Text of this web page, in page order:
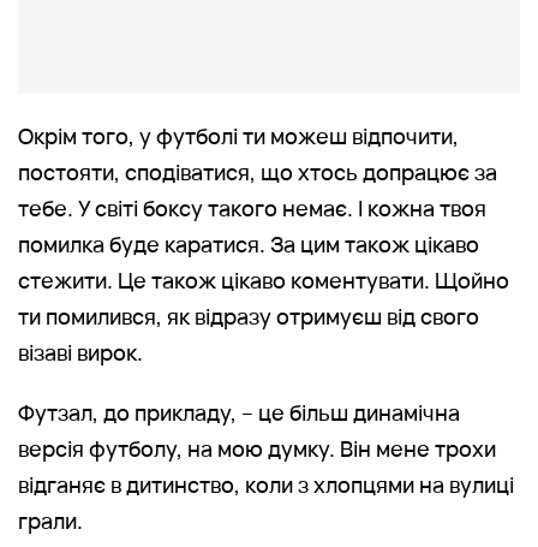
Окрім того, у футболі ти можеш відпочити,
постояти, сподіватися, що хтось допрацює за
тебе. У світі боксу такого немає. І кожна твоя
помилка буде каратися. За цим також цікаво
стежити. Це також цікаво коментувати. Щойно
ти помилився, як відразу отримуєш від свого
візаві вирок.
Футзал, до прикладу, – це більш динамічна
версія футболу, на мою думку. Він мене трохи
відганяє в дитинство, коли з хлопцями на вулиці
грали.